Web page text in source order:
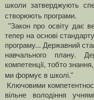
школи затверджують
створюють програми.
"Закон про освіту дає
тепер на основі
програму... Державний
навчального плану.
компетенції, тобто
ми формує в школі."
Ключовими
вільне володіння